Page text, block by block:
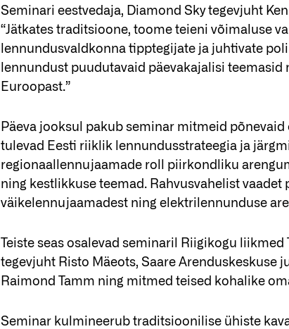
Seminari eestvedaja, Diamond Sky tegevjuht
“Jätkates traditsioone, toome teieni võimaluse
lennundusvaldkonna tipptegijate ja juhtivate
lennundust puudutavaid päevakajalisi
Euroopast.”
Päeva jooksul pakub seminar mitmeid
tulevad Eesti riiklik lennundusstrateegia ja
regionaallennujaamade roll piirkondliku
ning kestlikkuse teemad. Rahvusvahelist
väikelennujaamadest ning elektrilennunduse
Teiste seas osalevad seminaril Riigikogu
tegevjuht Risto Mäeots, Saare Arenduskeskuse
Raimond Tamm ning mitmed teised kohalike
Seminar kulmineerub traditsioonilise ühiste